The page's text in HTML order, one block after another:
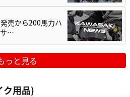
売から200馬力ハ
サ…
っと見る
ク用品)